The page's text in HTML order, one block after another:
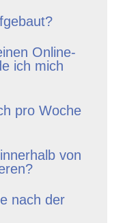
Online-
ich mich
pro Woche
von
nach der